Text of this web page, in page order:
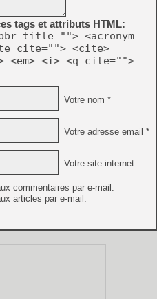
tags et attributs HTML:
title=""> <acronym
cite=""> <cite>
<em> <i> <q cite="">
Votre nom *
Votre adresse email *
Votre site internet
commentaires par e-mail.
articles par e-mail.